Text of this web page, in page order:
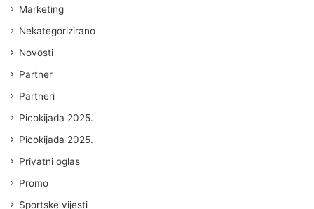
Marketing
Nekategorizirano
Novosti
Partner
Partneri
Picokijada 2025.
Picokijada 2025.
Privatni oglas
Promo
Sportske vijesti